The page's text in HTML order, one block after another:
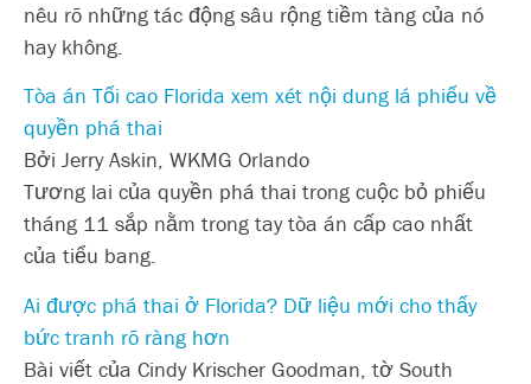
nêu rõ những tác động sâu rộng tiềm tàng của nó
hay không.
Tòa án Tối cao Florida xem xét nội dung lá phiếu về
quyền phá thai
Bởi Jerry Askin, WKMG Orlando
Tương lai của quyền phá thai trong cuộc bỏ phiếu
tháng 11 sắp nằm trong tay tòa án cấp cao nhất
của tiểu bang.
Ai được phá thai ở Florida? Dữ liệu mới cho thấy
bức tranh rõ ràng hơn
Bài viết của Cindy Krischer Goodman, tờ South